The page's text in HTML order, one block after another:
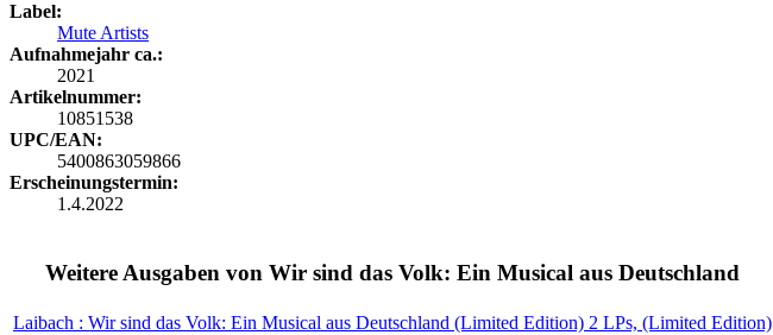
Label:
Mute Artists
Aufnahmejahr ca.:
2021
Artikelnummer:
10851538
UPC/EAN:
5400863059866
Erscheinungstermin:
1.4.2022
Weitere Ausgaben von Wir sind das Volk: Ein Musical aus Deutschland
Laibach : Wir sind das Volk: Ein Musical aus Deutschland (Limited Edition) 2 LPs, (Limited Edition)